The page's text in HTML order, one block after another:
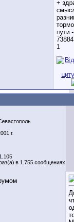
г.
в 1.755 сообщениях